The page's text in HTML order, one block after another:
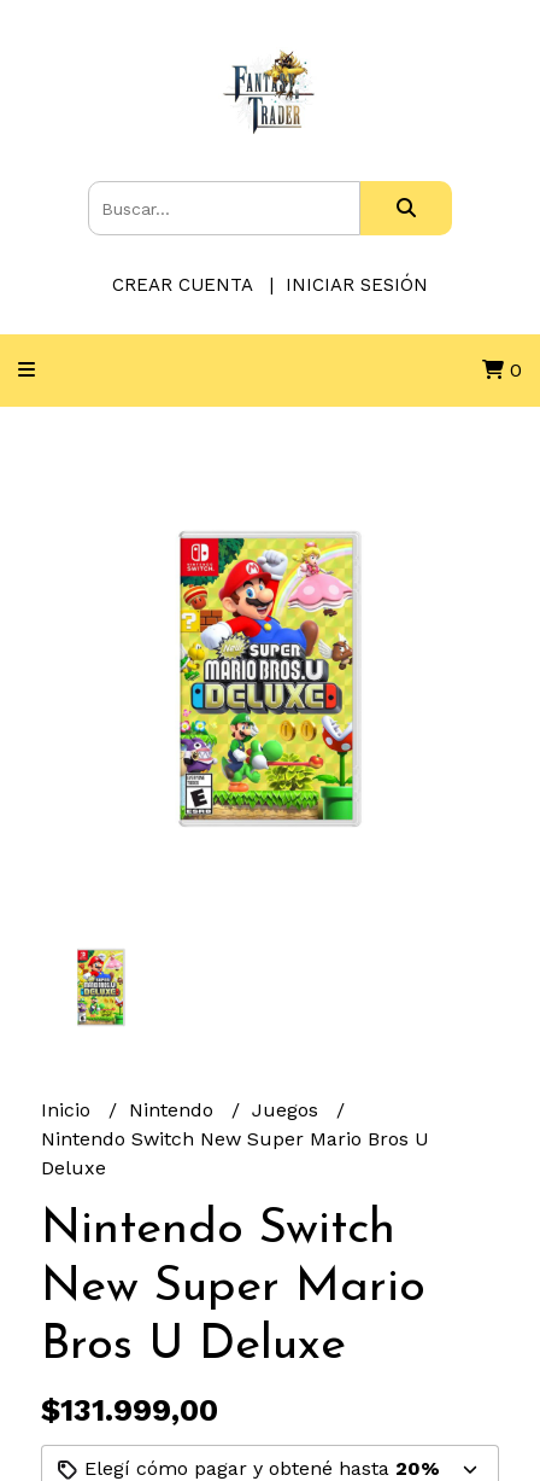
CREAR CUENTA INICIAR SESIÓN
0
Inicio Nintendo
Juegos
Nintendo Switch New Super Mario Bros U
Deluxe
Nintendo Switch
New Super Mario
Bros U Deluxe
$131.999,00
Elegí cómo pagar y obtené hasta 20%